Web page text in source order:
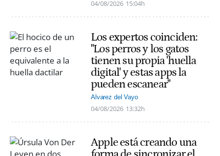
04/08/2026 15:04h
Los expertos coinciden:
"Los perros y los gatos
tienen su propia 'huella
digital' y estas apps la
pueden escanear"
Alvarez del Vayo
04/08/2026 13:32h
Apple está creando una